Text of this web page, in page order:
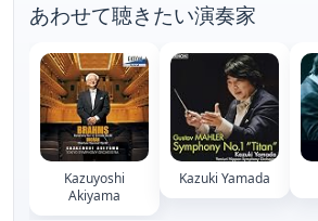
あわせて聴きたい演奏家
Kazuyoshi
Akiyama
Kazuki Yamada